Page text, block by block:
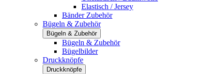
Elastisch / Jersey
Bänder Zubehör
Bügeln & Zubehör
Bügeln & Zubehör
Bügeln & Zubehör
Bügelbilder
Druckknöpfe
Druckknöpfe